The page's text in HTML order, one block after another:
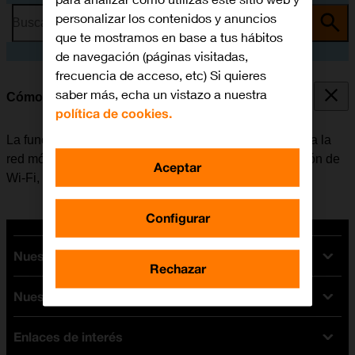
Busca por problema o tema
Cómo conectarse a una red Wi-Fi
La función de Wi-Fi se puede utilizar como alternativa a la
red móvil para conectarse a internet. Al activar la función de
Wi-Fi, el móvil no utiliza datos móviles.
Nuestras tarifas
Tarifas Orange
Tarifas fibra y móvil
Tarifas móviles
Nuestros dispositivos
Ofertas en móviles
Enlaces de interés
personalizar los contenidos y anuncios
que te mostramos en base a tus hábitos
de navegación (páginas visitadas,
frecuencia de acceso, etc) Si quieres
saber más, echa un vistazo a nuestra
política de cookies.
Configurar
Rechazar
Aceptar